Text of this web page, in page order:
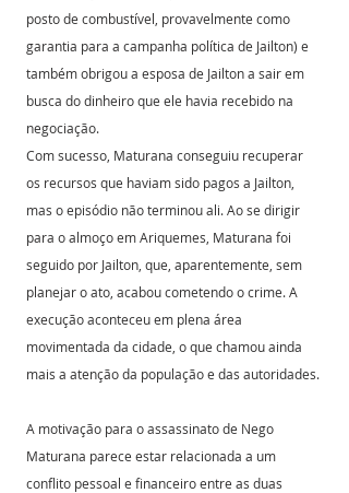
posto de combustível, provavelmente como
garantia para a campanha política de Jailton) e
também obrigou a esposa de Jailton a sair em
busca do dinheiro que ele havia recebido na
negociação.
Com sucesso, Maturana conseguiu recuperar
os recursos que haviam sido pagos a Jailton,
mas o episódio não terminou ali. Ao se dirigir
para o almoço em Ariquemes, Maturana foi
seguido por Jailton, que, aparentemente, sem
planejar o ato, acabou cometendo o crime. A
execução aconteceu em plena área
movimentada da cidade, o que chamou ainda
mais a atenção da população e das autoridades.
A motivação para o assassinato de Nego
Maturana parece estar relacionada a um
conflito pessoal e financeiro entre as duas